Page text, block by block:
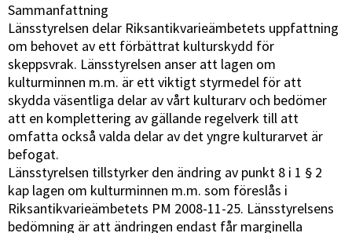
Sammanfattning
Länsstyrelsen delar Riksantikvarieämbetets uppfattning
om behovet av ett förbättrat kulturskydd för
skeppsvrak. Länsstyrelsen anser att lagen om
kulturminnen m.m. är ett viktigt styrmedel för att
skydda väsentliga delar av vårt kulturarv och bedömer
att en komplettering av gällande regelverk till att
omfatta också valda delar av det yngre kulturarvet är
befogat.
Länsstyrelsen tillstyrker den ändring av punkt 8 i 1 § 2
kap lagen om kulturminnen m.m. som föreslås i
Riksantikvarieämbetets PM 2008-11-25. Länsstyrelsens
bedömning är att ändringen endast får marginella